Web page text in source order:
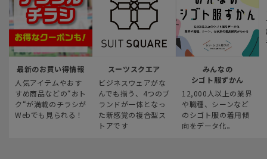
最新のお買い得情報
人気アイテムやおす
すめ商品などの“おト
ク“が満載のチラシが
Webでも見られる！
スーツスクエア
ビジネスウェアがな
んでも揃う、4つのブ
ランドが一体となっ
た新感覚の複合型ス
トアです
みんなの
シゴト服ずかん
12,000人以上の業界
や職種、シーンなど
のシゴト服の着用傾
向をデータ化。